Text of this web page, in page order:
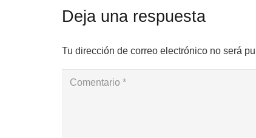
Deja una respuesta
Tu dirección de correo electrónico no será